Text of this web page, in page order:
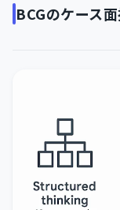
BCGのケース